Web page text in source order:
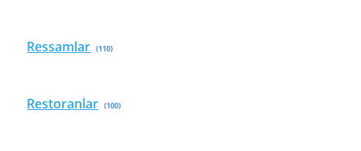
Ressamlar (110)
Restoranlar (100)